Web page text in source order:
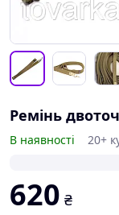
Ремінь
В наявності 20+
620 ₴